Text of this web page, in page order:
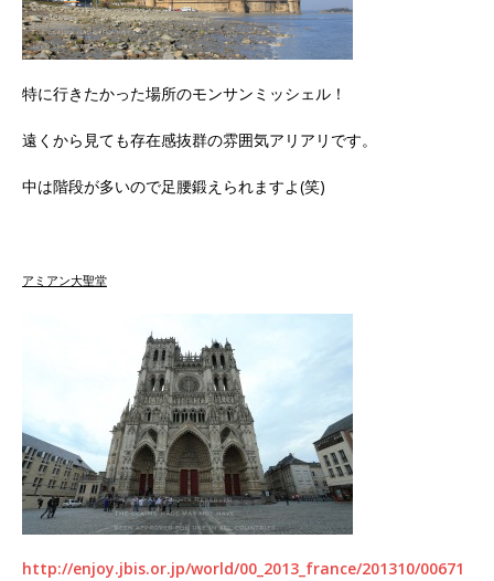
特に行きたかった場所のモンサンミッシェル！
遠くから見ても存在感抜群の雰囲気アリアリです。
中は階段が多いので足腰鍛えられますよ(笑)
アミアン大聖堂
http://enjoy.jbis.or.jp/world/00_2013_france/201310/00671